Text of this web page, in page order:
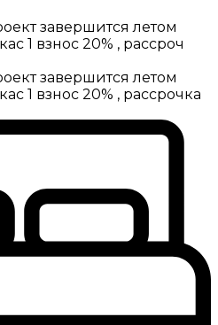
завершится летом
1 взнос 20% , рассроч
завершится летом
1 взнос 20% , рассрочка